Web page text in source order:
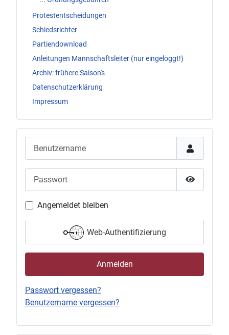
Protestentscheidungen
Schiedsrichter
Partiendownload
Anleitungen Mannschaftsleiter (nur eingeloggt!)
Archiv: frühere Saison's
Datenschutzerklärung
Impressum
Passwort
Angemeldet bleiben
Web-Authentifizierung
Anmelden
Passwort vergessen?
Benutzername vergessen?